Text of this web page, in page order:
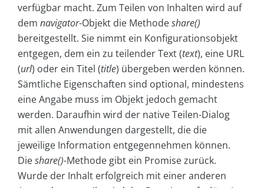
verfügbar macht. Zum Teilen von Inhalten wird auf
dem navigator-Objekt die Methodeshare()
bereitgestellt. Sie nimmt ein Konfigurationsobjekt
entgegen, dem ein zu teilender Text (text), eine URL
(url) oder ein Titel (title) übergeben werden können.
Sämtliche Eigenschaften sind optional, mindestens
eine Angabe muss im Objekt jedoch gemacht
werden. Daraufhin wird der native Teilen-Dialog
mit allen Anwendungen dargestellt, die die
jeweilige Information entgegennehmen können.
Dieshare()-Methode gibt ein Promise zurück.
Wurde der Inhalt erfolgreich mit einer anderen